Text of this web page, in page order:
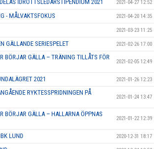
IDROTTSLEDARSTIPENDIUM 2021 2021-04-27 12:52
- MÅLVAKTSFOKUS 2021-04-20 14:35
2021-03-23 11:25
GÄLLANDE SERIESPELET 2021-02-26 17:00
BÖRJAR GÄLLA – TRÄNING TILLÅTS FÖR
2021-02-05 12:49
2021 2021-01-26 12:23
RYKTESSPRIDNINGEN PÅ
2021-01-24 13:47
BÖRJAR GÄLLA – HALLARNA ÖPPNAS
2021-01-22 12:39
LUND 2020-12-31 18:17